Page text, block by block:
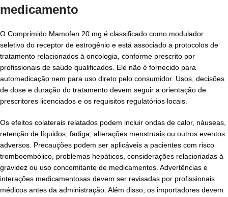
medicamento
O Comprimido Mamofen 20 mg é classificado como modulador
seletivo do receptor de estrogênio e está associado a protocolos de
tratamento relacionados à oncologia, conforme prescrito por
profissionais de saúde qualificados. Ele não é fornecido para
automedicação nem para uso direto pelo consumidor. Usos, decisões
de dose e duração do tratamento devem seguir a orientação de
prescritores licenciados e os requisitos regulatórios locais.
Os efeitos colaterais relatados podem incluir ondas de calor, náuseas,
retenção de líquidos, fadiga, alterações menstruais ou outros eventos
adversos. Precauções podem ser aplicáveis a pacientes com risco
tromboembólico, problemas hepáticos, considerações relacionadas à
gravidez ou uso concomitante de medicamentos. Advertências e
interações medicamentosas devem ser revisadas por profissionais
médicos antes da administração. Além disso, os importadores devem